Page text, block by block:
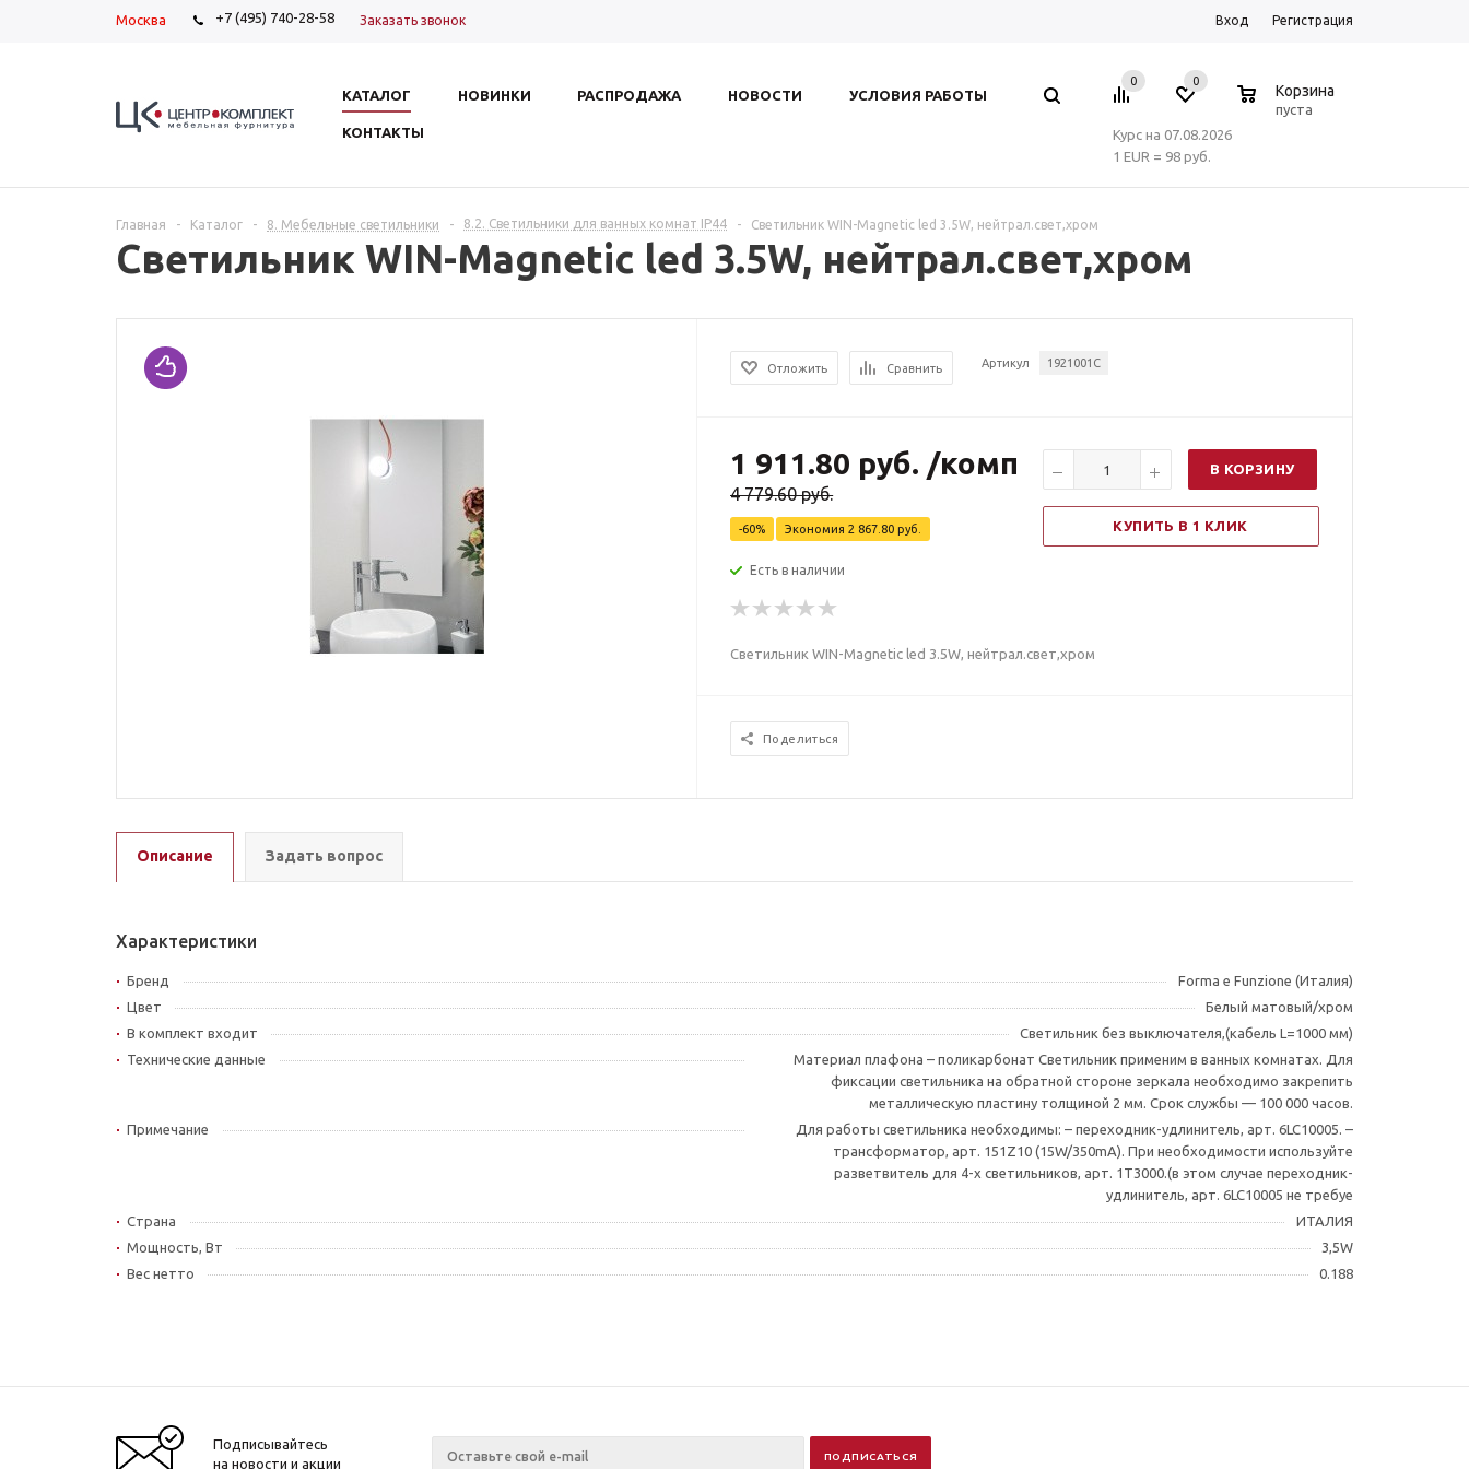
Москва +7 (495) 740-28-58 Заказать звонок Вход Регистрация
КАТАЛОГ НОВИНКИ РАСПРОДАЖА НОВОСТИ УСЛОВИЯ РАБОТЫ
КОНТАКТЫ
0 0
Корзина
пуста
Курс на 07.08.2026
1 EUR = 98 руб.
Главная - Каталог - 8. Мебельные светильники - 8.2. Светильники для ванных комнат IP44 - Светильник WIN-Magnetic led 3.5W, нейтрал.свет,хром
Светильник WIN-Magnetic led 3.5W, нейтрал.свет,хром
Отложить Сравнить Артикул 1921001С
1 911.80 руб. /комп
4 779.60руб.
-60% Экономия2 867.80 руб.
Есть в наличии
В КОРЗИНУ
КУПИТЬ В 1 КЛИК
Светильник WIN-Magnetic led 3.5W, нейтрал.свет,хром
Поделиться
Описание Задать вопрос
Характеристики
Бренд
Forma e Funzione (Италия)
Цвет
Белый матовый/хром
В комплект входит
Светильник без выключателя,(кабель L=1000 мм)
Технические данные
Материал плафона – поликарбонат Светильник применим в ванных комнатах. Для
фиксации светильника на обратной стороне зеркала необходимо закрепить
металлическую пластину толщиной 2 мм. Срок службы — 100 000 часов.
Примечание
Для работы светильника необходимы: – переходник-удлинитель, арт. 6LC10005. –
трансформатор, арт. 151Z10 (15W/350mA). При необходимости используйте
разветвитель для 4-х светильников, арт. 1T3000.(в этом случае переходник-
удлинитель, арт. 6LC10005 не требуе
Страна
ИТАЛИЯ
Мощность, Вт
3,5W
Вес нетто
0.188
Подписывайтесь
на новости и акции